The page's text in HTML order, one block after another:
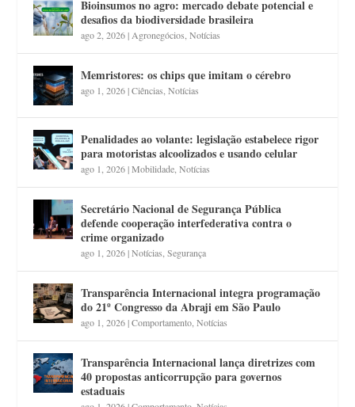
Bioinsumos no agro: mercado debate potencial e
desafios da biodiversidade brasileira
ago 2, 2026| Agronegócios ,Notícias
Memristores: os chips que imitam o cérebro
ago 1, 2026|Ciências ,Notícias
Penalidades ao volante: legislação estabelece rigor
para motoristas alcoolizados e usando celular
ago 1, 2026|Mobilidade ,Notícias
Secretário Nacional de Segurança Pública
defende cooperação interfederativa contra o
crime organizado
ago 1, 2026|Notícias ,Segurança
Transparência Internacional integra programação
do 21º Congresso da Abraji em São Paulo
ago 1, 2026|Comportamento ,Notícias
Transparência Internacional lança diretrizes com
40 propostas anticorrupção para governos
estaduais